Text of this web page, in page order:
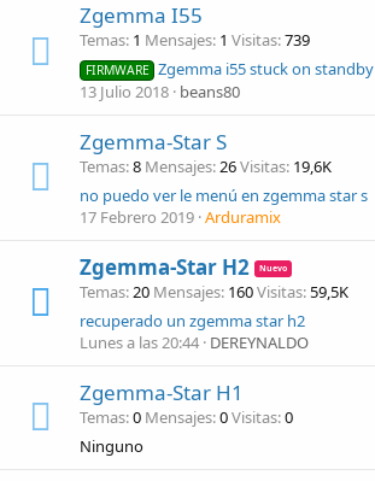
Zgemma I55
Temas 1 Mensajes 1 Visitas 739
FIRMWARE Zgemma i55 stuck on standby
13 Julio 2018 beans80
Zgemma-Star S
Temas 8 Mensajes 26Visitas 19,6K
no puedo ver le menú en zgemma star s
17 Febrero 2019 Arduramix
Zgemma-Star H2
Temas 20 Mensajes 160Visitas 59,5K
recuperado un zgemma star h2
Lunes a las 20:44 DEREYNALDO
Zgemma-Star H1
Temas 0 Mensajes 0Visitas 0
Ninguno